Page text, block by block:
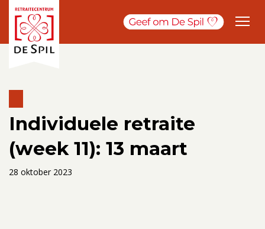
Individuele retraite
(week 11): 13 maart
28 oktober 2023